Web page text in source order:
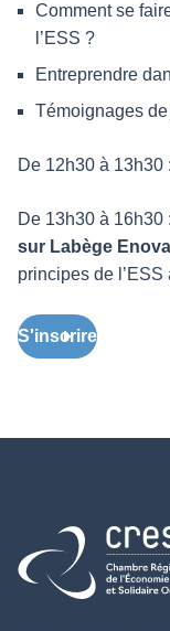
Comment se
l’ESS ?
Entreprendre
Témoignages
De 12h30 à 13h30
De 13h30 à 16h30 :
sur Labège
principes de l’ESS
S'inscrire
Retour à l'accueil